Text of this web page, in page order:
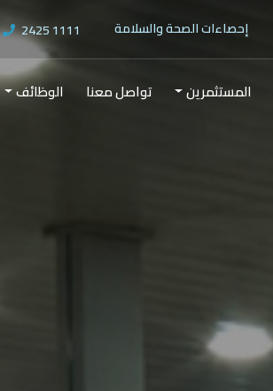
إحصاءات الصحة والسلامة 2425 1111
المستثمرين تواصل معنا الوظائف